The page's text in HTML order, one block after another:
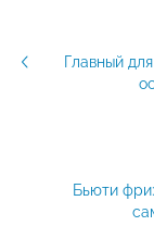
Главный
Бьюти